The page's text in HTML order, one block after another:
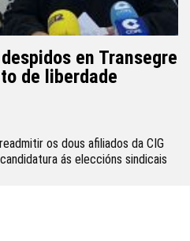
en Transegre
de liberdade
os dous afiliados da CIG
ás eleccións sindicais